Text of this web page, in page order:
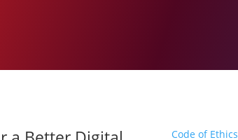
Code of Ethics